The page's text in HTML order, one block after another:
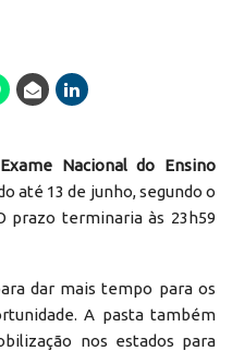
Exame Nacional do Ensino
até 13 de junho, segundo o
prazo terminaria às 23h59
dar mais tempo para os
A pasta também
nos estados para